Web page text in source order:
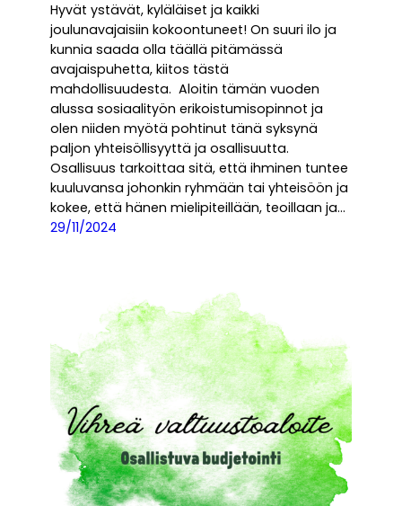
Hyvät ystävät, kyläläiset ja kaikki
joulunavajaisiin kokoontuneet! On suuri ilo ja
kunnia saada olla täällä pitämässä
avajaispuhetta, kiitos tästä
mahdollisuudesta. Aloitin tämän vuoden
alussa sosiaalityön erikoistumisopinnot ja
olen niiden myötä pohtinut tänä syksynä
paljon yhteisöllisyyttä ja osallisuutta.
Osallisuus tarkoittaa sitä, että ihminen tuntee
kuuluvansa johonkin ryhmään tai yhteisöön ja
kokee, että hänen mielipiteillään, teoillaan ja…
29/11/2024